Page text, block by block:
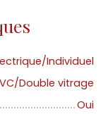
Individuel
Double vitrage
Oui